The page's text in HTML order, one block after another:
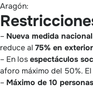
Aragón:
– Nueva medida
reduce al 75% en
– En losespectáculos
aforo máximo del 50%.
– Máximo de 10